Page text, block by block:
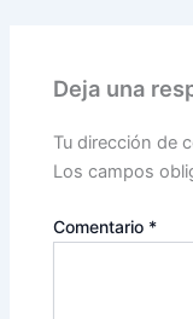
Deja una
Tu dirección de
Los campos
Comentario *